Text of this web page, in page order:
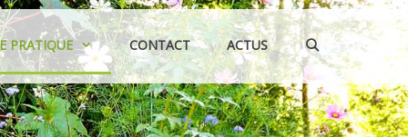
PRATIQUE CONTACT ACTUS